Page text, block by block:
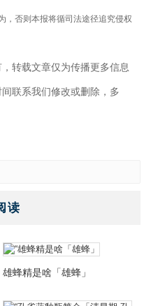
，否则本报将循司法途径追究侵权
转载文章仅为传播更多信息
联系我们修改或删除，多
读
雄蜂精是啥「雄蜂」